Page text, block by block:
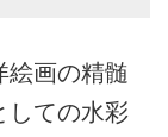
絵画の精髄
しての水彩